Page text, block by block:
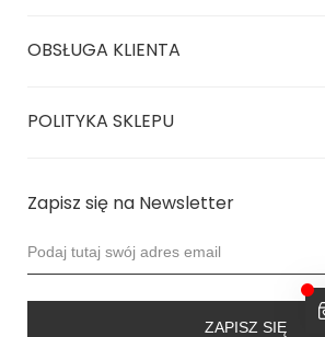
OBSŁUGA KLIENTA
POLITYKA SKLEPU
Zapisz się na Newsletter
ZAPISZ SIĘ